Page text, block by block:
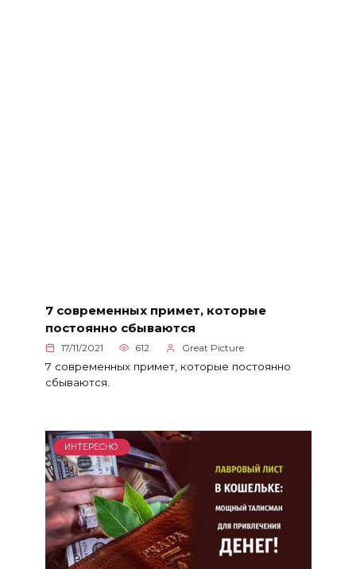
7 современных примет, которые
постоянно сбываются
17/11/2021 612 Great Picture
7 современных примет, которые постоянно
сбываются.
ИНТЕРЕСНО